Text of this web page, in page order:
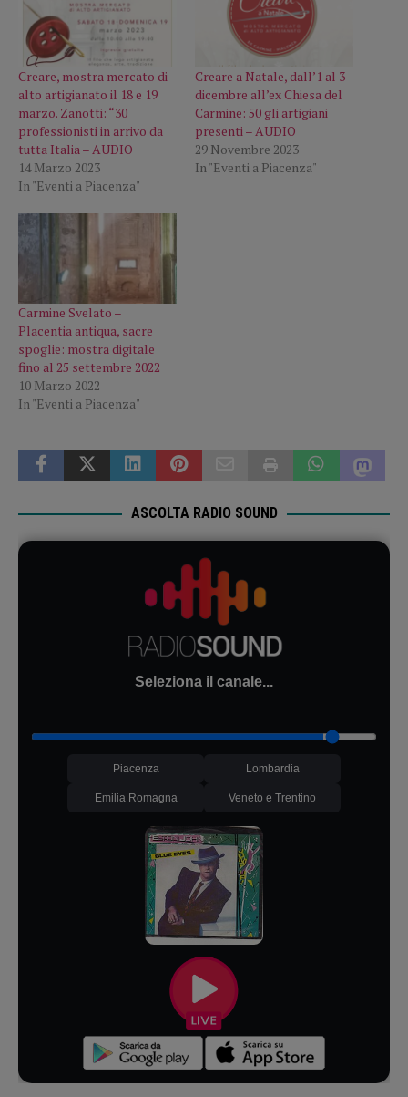
Creare, mostra mercato di
alto artigianato il 18 e 19
marzo. Zanotti: “30
professionisti in arrivo da
tutta Italia – AUDIO
14 Marzo 2023
In "Eventi a Piacenza"
Creare a Natale, dall’1 al 3
dicembre all’ex Chiesa del
Carmine: 50 gli artigiani
presenti – AUDIO
29 Novembre 2023
In "Eventi a Piacenza"
Carmine Svelato –
Placentia antiqua, sacre
spoglie: mostra digitale
fino al 25 settembre 2022
10 Marzo 2022
In "Eventi a Piacenza"
ASCOLTA RADIO SOUND
Seleziona il canale...
Piacenza Lombardia
Emilia Romagna Veneto e Trentino